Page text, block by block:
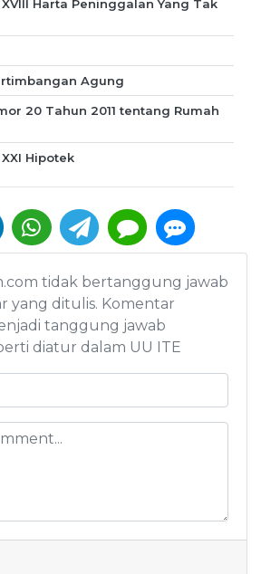
Harta Peninggalan Yang Tak
Agung
20 Tahun 2011 tentang Rumah
Hipotek
tidak bertanggung jawab
yang ditulis. Komentar
tanggung jawab
diatur dalam UU ITE